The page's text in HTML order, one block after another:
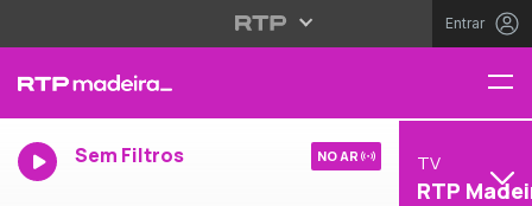
Entrar
Sem Filtros NO AR TV
RTP